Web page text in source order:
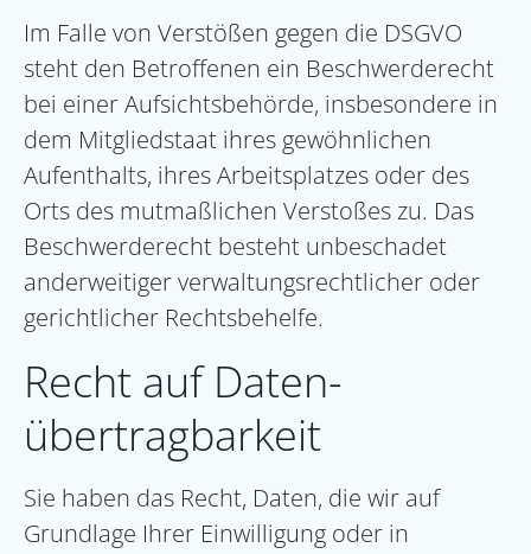
Im Falle von Verstößen gegen die DSGVO
steht den Betroffenen ein Beschwerderecht
bei einer Aufsichtsbehörde, insbesondere in
dem Mitgliedstaat ihres gewöhnlichen
Aufenthalts, ihres Arbeitsplatzes oder des
Orts des mutmaßlichen Verstoßes zu. Das
Beschwerderecht besteht unbeschadet
anderweitiger verwaltungsrechtlicher oder
gerichtlicher Rechtsbehelfe.
Recht auf Daten­
übertrag­barkeit
Sie haben das Recht, Daten, die wir auf
Grundlage Ihrer Einwilligung oder in